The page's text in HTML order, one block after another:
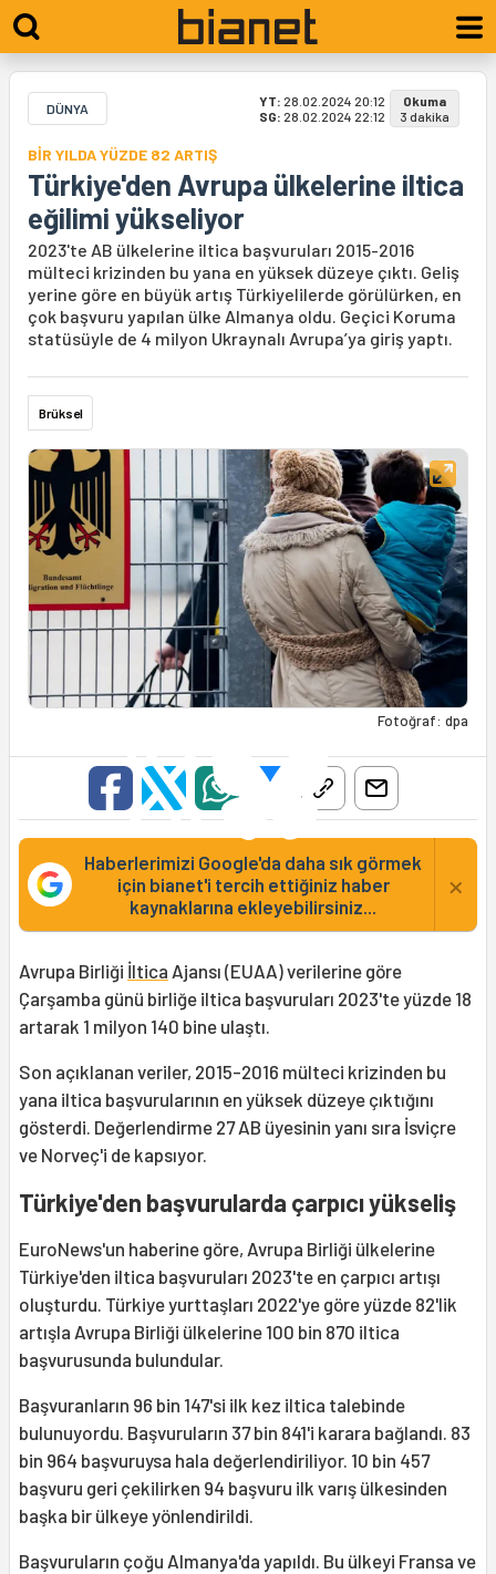
DÜNYA YT: 28.02.2024 20:12
SG: 28.02.2024 22:12
Okuma
3 dakika
BİR YILDA YÜZDE 82 ARTIŞ
Türkiye'den Avrupa ülkelerine iltica
eğilimi yükseliyor
2023'te AB ülkelerine iltica başvuruları 2015-2016
mülteci krizinden bu yana en yüksek düzeye çıktı. Geliş
yerine göre en büyük artış Türkiyelilerde görülürken, en
çok başvuru yapılan ülke Almanya oldu. Geçici Koruma
statüsüyle de 4 milyon Ukraynalı Avrupa’ya giriş yaptı.
Brüksel
Fotoğraf: dpa
Haberlerimizi Google'da daha sık görmek
için bianet'i tercih ettiğiniz haber
kaynaklarına ekleyebilirsiniz...
×
Avrupa Birliği İltica Ajansı (EUAA) verilerine göre
Çarşamba günü birliğe iltica başvuruları 2023'te yüzde 18
artarak 1 milyon 140 bine ulaştı.
Son açıklanan veriler, 2015-2016 mülteci krizinden bu
yana iltica başvurularının en yüksek düzeye çıktığını
gösterdi. Değerlendirme 27 AB üyesinin yanı sıra İsviçre
ve Norveç'i de kapsıyor.
Türkiye'den başvurularda çarpıcı yükseliş
EuroNews'un haberine göre, Avrupa Birliği ülkelerine
Türkiye'den iltica başvuruları 2023'te en çarpıcı artışı
oluşturdu. Türkiye yurttaşları 2022'ye göre yüzde 82'lik
artışla Avrupa Birliği ülkelerine 100 bin 870 iltica
başvurusunda bulundular.
Başvuranların 96 bin 147'si ilk kez iltica talebinde
bulunuyordu. Başvuruların 37 bin 841'i karara bağlandı. 83
bin 964 başvuruysa hala değerlendiriliyor. 10 bin 457
başvuru geri çekilirken 94 başvuru ilk varış ülkesinden
başka bir ülkeye yönlendirildi.
Başvuruların çoğu Almanya'da yapıldı. Bu ülkeyi Fransa ve